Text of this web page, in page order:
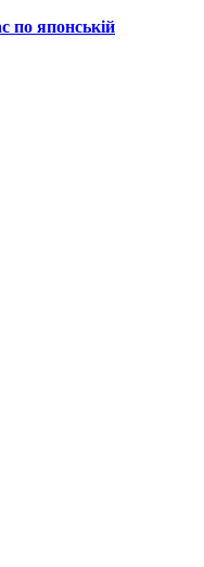
по японській